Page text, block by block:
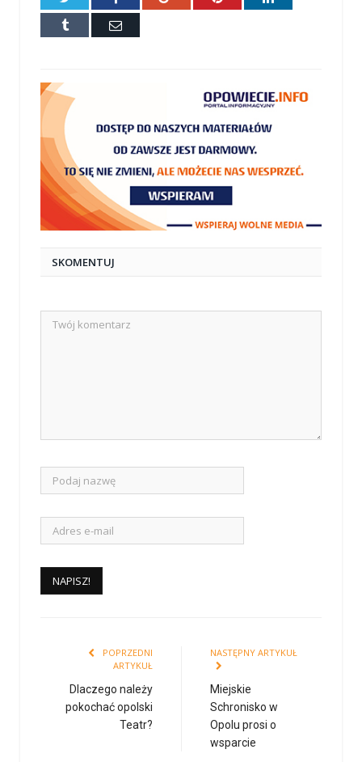
Tumblr
E-
SKOMENTUJ
POPRZEDNI
ARTYKUŁ
Dlaczego należy
pokochać opolski
Teatr?
NASTĘPNY ARTYKUŁ
Miejskie
Schronisko w
Opolu prosi o
wsparcie